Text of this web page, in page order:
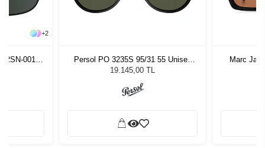
+2
001
Persol PO 3235S 95/31 55 Unisex
Güneş Gözlüğü
19.145,00 TL
Marc